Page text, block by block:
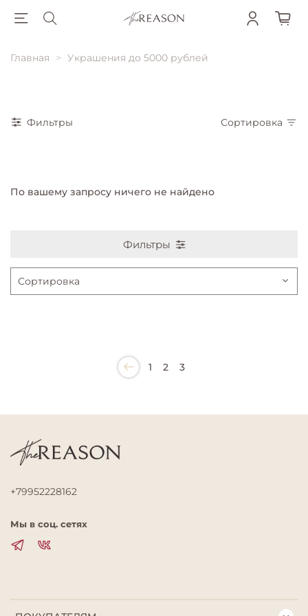
Главная Украшения до 5000 рублей
Фильтры Сортировка
По вашему запросу ничего не найдено
Фильтры
1 2 3
+79952228162
Мы в соц. сетях